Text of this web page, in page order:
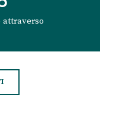
attraverso